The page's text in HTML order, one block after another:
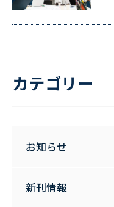
カテゴリー
お知らせ
新刊情報